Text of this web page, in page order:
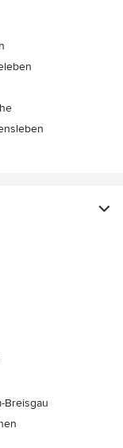
Breisgau